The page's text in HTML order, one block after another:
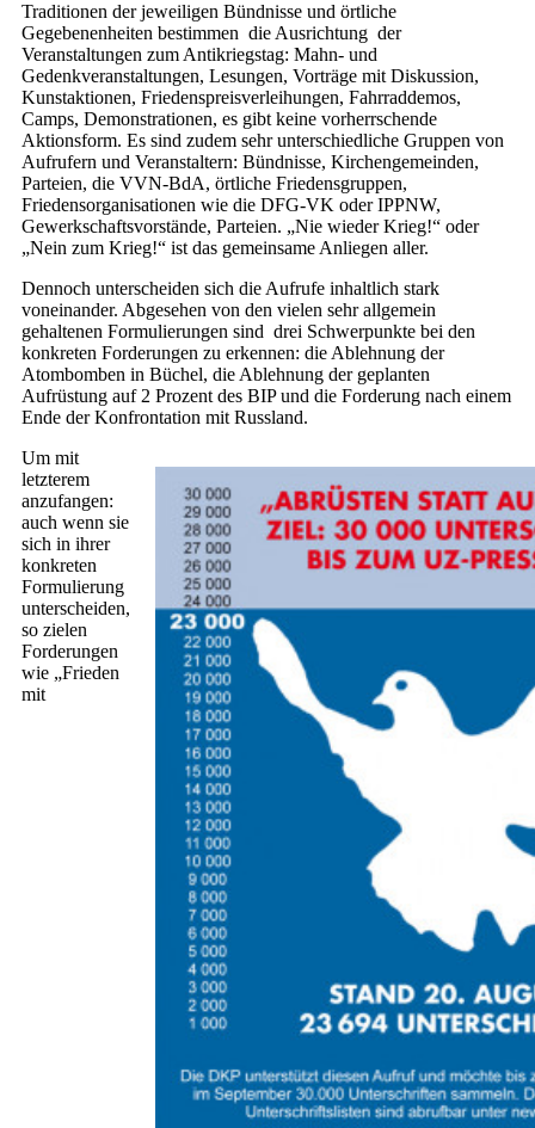
Traditionen der jeweiligen Bündnisse und örtliche
Gegebenenheiten bestimmen die Ausrichtung der
Veranstaltungen zum Antikriegstag: Mahn- und
Gedenkveranstaltungen, Lesungen, Vorträge mit Diskussion,
Kunstaktionen, Friedenspreisverleihungen, Fahrraddemos,
Camps, Demonstrationen, es gibt keine vorherrschende
Aktionsform. Es sind zudem sehr unterschiedliche Gruppen von
Aufrufern und Veranstaltern: Bündnisse, Kirchengemeinden,
Parteien, die VVN-BdA, örtliche Friedensgruppen,
Friedensorganisationen wie die DFG-VK oder IPPNW,
Gewerkschaftsvorstände, Parteien. „Nie wieder Krieg!“ oder
„Nein zum Krieg!“ ist das gemeinsame Anliegen aller.
Dennoch unterscheiden sich die Aufrufe inhaltlich stark
voneinander. Abgesehen von den vielen sehr allgemein
gehaltenen Formulierungen sind drei Schwerpunkte bei den
konkreten Forderungen zu erkennen: die Ablehnung der
Atombomben in Büchel, die Ablehnung der geplanten
Aufrüstung auf 2 Prozent des BIP und die Forderung nach einem
Ende der Konfrontation mit Russland.
Um mit
letzterem
anzufangen:
auch wenn sie
sich in ihrer
konkreten
Formulierung
unterscheiden,
so zielen
Forderungen
wie „Frieden
mit